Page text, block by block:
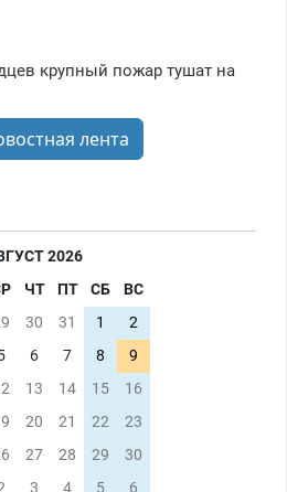
крупный пожар тушат на
лента
2026
ЧТ ПТ СБ
ВС
30 31 1
2
6 7 8
9
13 14 15
16
20 21 22
23
27 28 29
30
3 4 5 6